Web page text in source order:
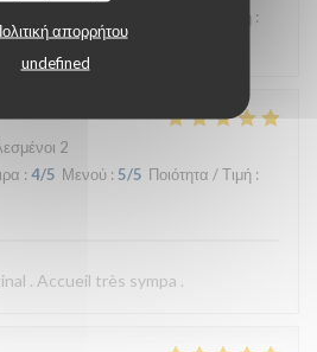
απορρήτου
undefined
Ποιότητα / Τιμή :
2
: 4/5 Μενού : 5/5 Ποιότητα / Τιμή :
. Accueil très sympa .